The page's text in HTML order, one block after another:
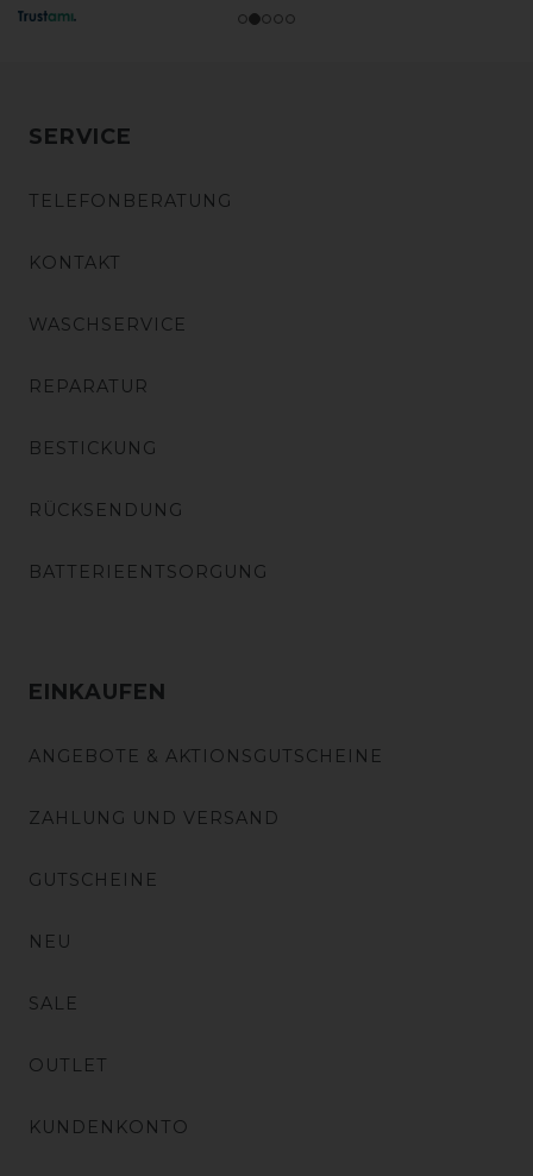
SERVICE
TELEFONBERATUNG
KONTAKT
WASCHSERVICE
REPARATUR
BESTICKUNG
RÜCKSENDUNG
BATTERIEENTSORGUNG
EINKAUFEN
ANGEBOTE & AKTIONSGUTSCHEINE
ZAHLUNG UND VERSAND
GUTSCHEINE
NEU
SALE
OUTLET
KUNDENKONTO